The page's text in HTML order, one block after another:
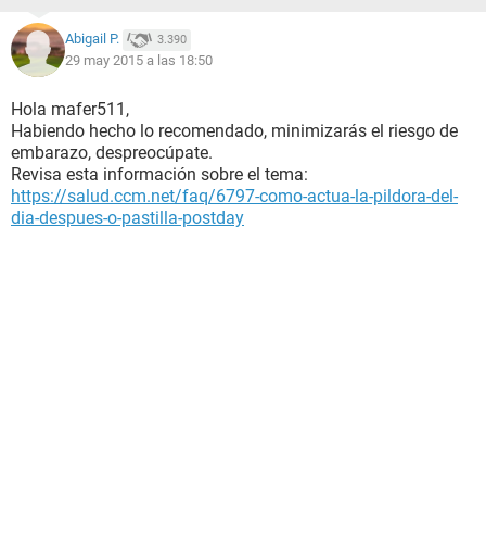
Abigail P. 3.390
29 may 2015 a las 18:50
Hola mafer511,
Habiendo hecho lo recomendado, minimizarás el riesgo de
embarazo, despreocúpate.
Revisa esta información sobre el tema:
https://salud.ccm.net/faq/6797-como-actua-la-pildora-del-
dia-despues-o-pastilla-postday